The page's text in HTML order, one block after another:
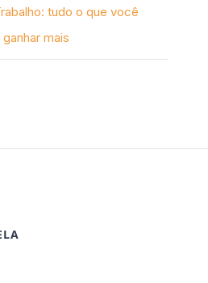
tudo o que você
mais